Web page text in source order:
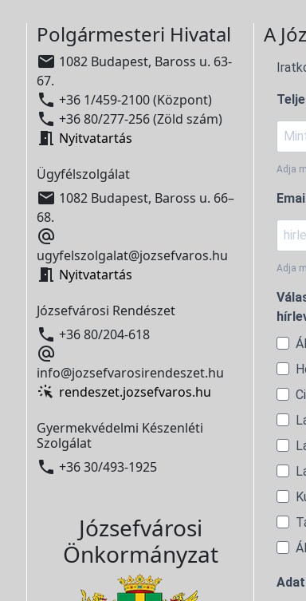
Polgármesteri Hivatal
 1082 Budapest, Baross u. 63-
67.
 +36 1/459-2100 (Központ)
 +36 80/277-256 (Zöld szám)
 Nyitvatartás
Ügyfélszolgálat
 1082 Budapest, Baross u. 66–
68.

ugyfelszolgalat@jozsefvaros.hu
 Nyitvatartás
Józsefvárosi Rendészet
 +36 80/204-618

info@jozsefvarosirendeszet.hu
rendeszet.jozsefvaros.hu
Gyermekvédelmi Készenléti
Szolgálat
 +36 30/493-1925
Józsefvárosi
Önkormányzat
A
Adja
Adja